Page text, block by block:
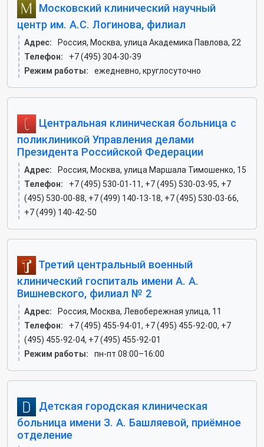
Московский клинический научный
центр им. А.С. Логинова, филиал
Адрес:
Россия, Москва, улица Академика Павлова, 22
Телефон:
+7 (495) 304-30-39
Режим работы:
ежедневно, круглосуточно
Центральная клиническая больница с
поликлиникой Управления делами
Президента Российской Федерации
Адрес:
Россия, Москва, улица Маршала Тимошенко, 15
Телефон:
+7 (495) 530-01-11, +7 (495) 530-03-95, +7
(495) 530-00-88, +7 (499) 140-13-18, +7 (495) 530-03-66,
+7 (499) 140-42-50
Третий центральный военный
клинический госпиталь имени А. А.
Вишневского, филиал № 2
Адрес:
Россия, Москва, Левобережная улица, 11
Телефон:
+7 (495) 455-94-01, +7 (495) 455-92-00, +7
(495) 455-92-04, +7 (495) 455-92-01
Режим работы:
пн-пт 08:00–16:00
Детская городская клиническая
больница имени З. А. Башляевой, приёмное
отделение